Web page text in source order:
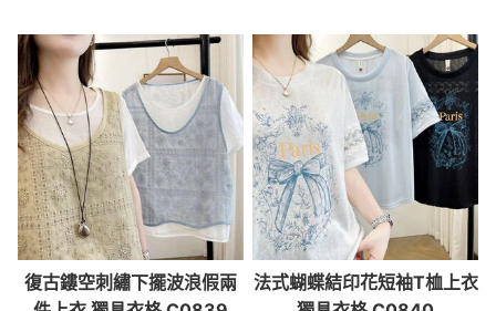
復古鏤空刺繡下擺波浪假兩
法式蝴蝶結印花短袖T桖上衣